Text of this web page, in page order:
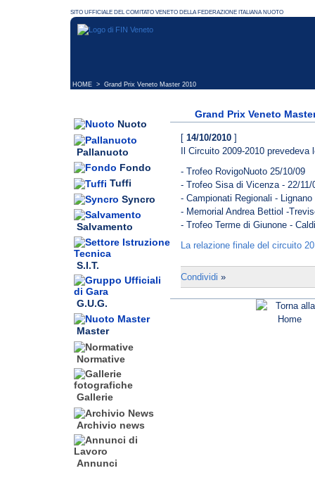
HOME > Grand Prix Veneto Master 2010
Nuoto
Pallanuoto
Fondo
Tuffi
Syncro
Salvamento
S.I.T.
G.U.G.
Master
Normative
Gallerie
Archivio news
Annunci
Grand Prix Veneto
[ 14/10/2010 ]
Il Circuito 2009-2010
- Trofeo RovigoNuoto 25/10/09
- Trofeo Sisa di Vicenza - 22/11/
- Campionati Regionali - Lignano
- Memorial Andrea Bettiol -
- Trofeo Terme di Giunone -
La relazione finale del circuito
Condividi »